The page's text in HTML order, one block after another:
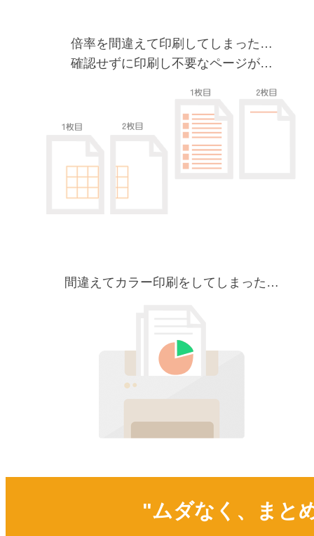
倍率を間違えて印刷してしまった…
確認せずに印刷し不要なページが…
間違えてカラー印刷をしてしまった…
"ムダなく、まと